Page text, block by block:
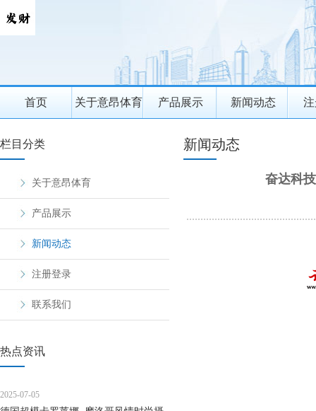
首页 关于意昂体育 产品展示 新闻动态
栏目分类
关于意昂体育
产品展示
新闻动态
注册登录
联系我们
热点资讯
2025-07-05
新闻动态
奋达科